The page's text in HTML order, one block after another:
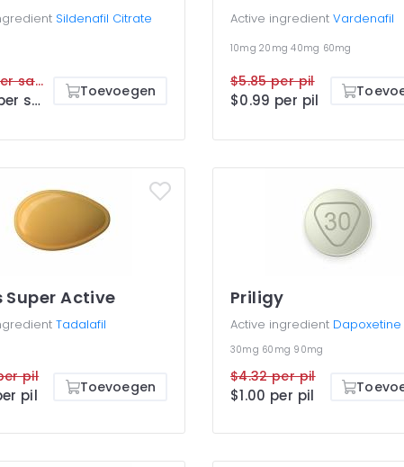
Sildenafil Citrate
$5.19 per sachet
$2.30 per sachet Toevoegen
Active ingredient Vardenafil
10mg 20mg40mg 60mg
$5.85 per pil
$0.99 per pil
Super Active
Tadalafil
pil
pil Toevoegen
Priligy
Active ingredient Dapoxetine
30mg 60mg 90mg
$4.32 per pil
$1.00 per pil